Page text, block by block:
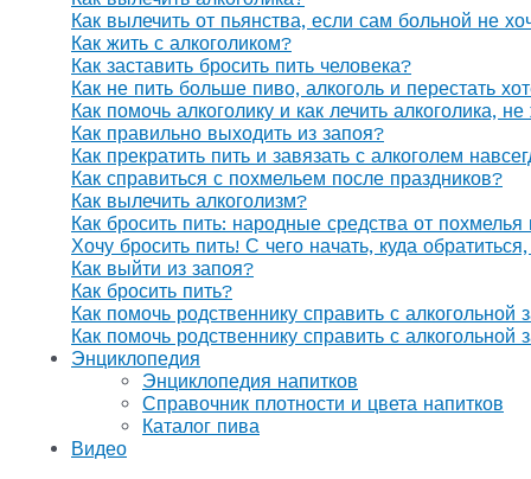
Как вылечить от пьянства, если сам больной не
Как жить с алкоголиком?
Как заставить бросить пить человека?
Как не пить больше пиво, алкоголь и перестать
Как помочь алкоголику и как лечить алкоголика,
Как правильно выходить из запоя?
Как прекратить пить и завязать с алкоголем
Как справиться с похмельем после праздников?
Как вылечить алкоголизм?
Как бросить пить: народные средства от похмелья
Хочу бросить пить! С чего начать, куда
Как выйти из запоя?
Как бросить пить?
Как помочь родственнику справить с алкогольной
Как помочь родственнику справить с алкогольной
Энциклопедия
Энциклопедия напитков
Справочник плотности и цвета напитков
Каталог пива
Видео